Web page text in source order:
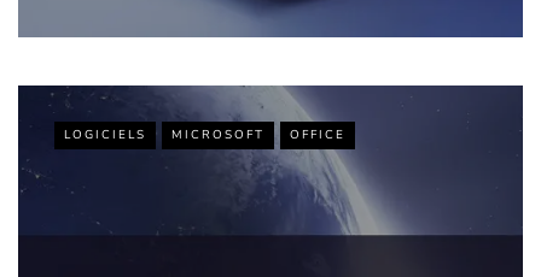
LOGICIELS MICROSOFT OFFICE